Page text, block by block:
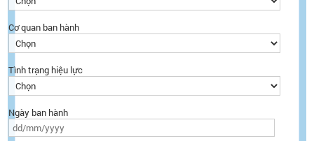
Cơ quan ban hành
Tình trạng hiệu lực
Ngày ban hành